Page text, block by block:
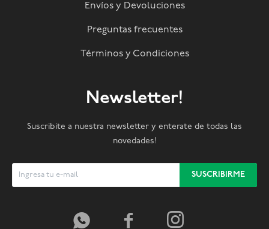
Envíos y Devoluciones
Preguntas frecuentes
Términos y Condiciones
Newsletter!
Suscribite a nuestra newsletter y enterate de todas las
novedades!
SUSCRIBIRME
  